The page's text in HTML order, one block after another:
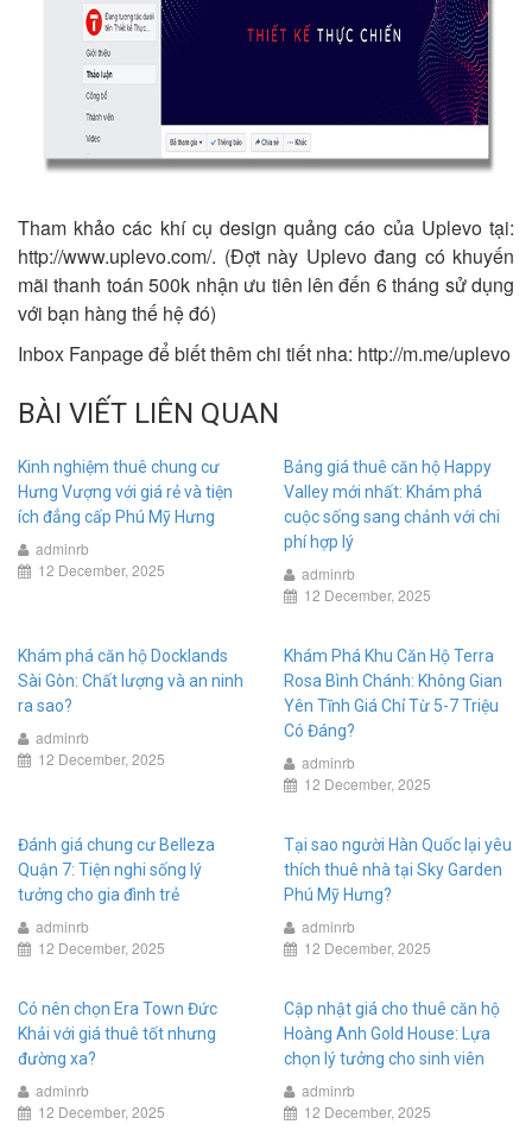
Tham khảo các khí cụ design quảng cáo của Uplevo tại:
http://www.uplevo.com/. (Đợt này Uplevo đang có khuyến
mãi thanh toán 500k nhận ưu tiên lên đến 6 tháng sử dụng
với bạn hàng thế hệ đó)
Inbox Fanpage để biết thêm chi tiết nha: http://m.me/uplevo
BÀI VIẾT LIÊN QUAN
Kinh nghiệm thuê chung cư
Hưng Vượng với giá rẻ và tiện
ích đẳng cấp Phú Mỹ Hưng
adminrb
12 December, 2025
Bảng giá thuê căn hộ Happy
Valley mới nhất: Khám phá
cuộc sống sang chảnh với chi
phí hợp lý
adminrb
12 December, 2025
Khám phá căn hộ Docklands
Sài Gòn: Chất lượng và an ninh
ra sao?
adminrb
12 December, 2025
Khám Phá Khu Căn Hộ Terra
Rosa Bình Chánh: Không Gian
Yên Tĩnh Giá Chỉ Từ 5-7 Triệu
Có Đáng?
adminrb
12 December, 2025
Đánh giá chung cư Belleza
Quận 7: Tiện nghi sống lý
tưởng cho gia đình trẻ
adminrb
12 December, 2025
Tại sao người Hàn Quốc lại yêu
thích thuê nhà tại Sky Garden
Phú Mỹ Hưng?
adminrb
12 December, 2025
Có nên chọn Era Town Đức
Khải với giá thuê tốt nhưng
đường xa?
adminrb
12 December, 2025
Cập nhật giá cho thuê căn hộ
Hoàng Anh Gold House: Lựa
chọn lý tưởng cho sinh viên
adminrb
12 December, 2025